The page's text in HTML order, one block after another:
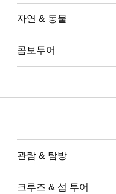
자연 & 동물
콤보투어
관람 & 탐방
크루즈 & 섬 투어